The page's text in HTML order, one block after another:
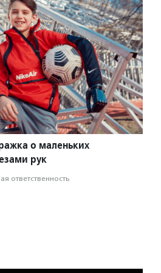
о маленьких
рук
ответственность